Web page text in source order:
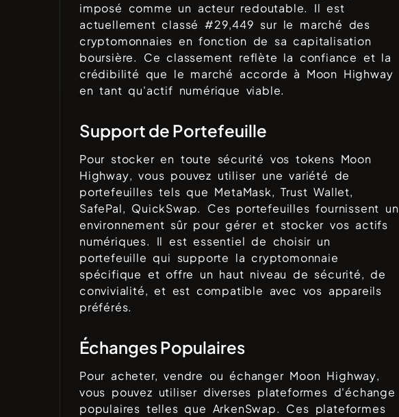
imposé comme un acteur redoutable. Il est
actuellement classé #29,449 sur le marché des
cryptomonnaies en fonction de sa capitalisation
boursière. Ce classement reflète la confiance et la
crédibilité que le marché accorde à Moon Highway
en tant qu'actif numérique viable.
Support de Portefeuille
Pour stocker en toute sécurité vos tokens Moon
Highway, vous pouvez utiliser une variété de
portefeuilles tels que MetaMask, Trust Wallet,
SafePal, QuickSwap. Ces portefeuilles fournissent un
environnement sûr pour gérer et stocker vos actifs
numériques. Il est essentiel de choisir un
portefeuille qui supporte la cryptomonnaie
spécifique et offre un haut niveau de sécurité, de
convivialité, et est compatible avec vos appareils
préférés.
Échanges Populaires
Pour acheter, vendre ou échanger Moon Highway,
vous pouvez utiliser diverses plateformes d'échange
populaires telles que ArkenSwap. Ces plateformes